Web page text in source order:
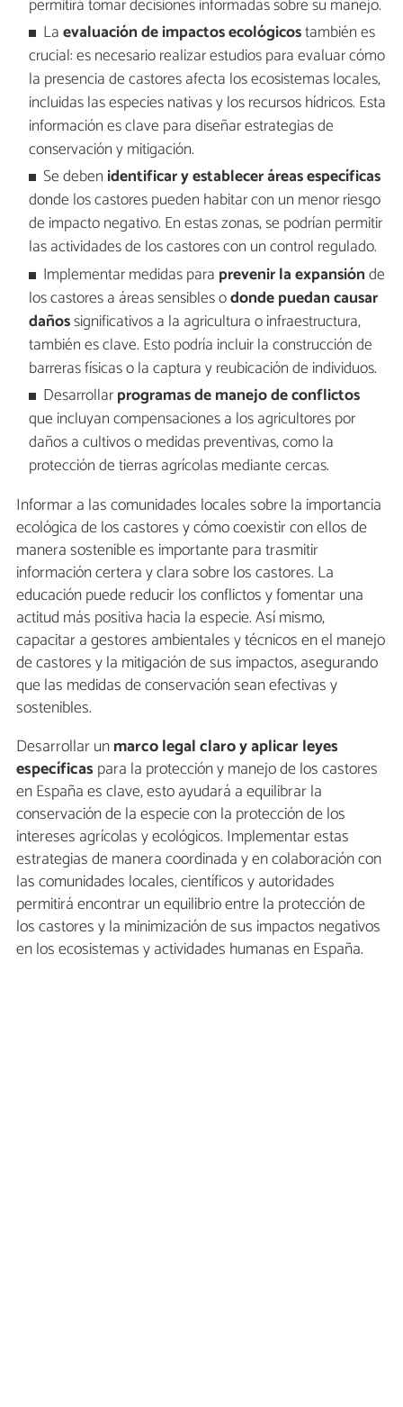
permitirá tomar decisiones informadas sobre su manejo.
Laevaluación de impactos ecológicostambién es
crucial: es necesario realizar estudios para evaluar cómo
la presencia de castores afecta los ecosistemas locales,
incluidas las especies nativas y los recursos hídricos. Esta
información es clave para diseñar estrategias de
conservación y mitigación.
Se deben identificar y establecer áreas específicas
donde los castores pueden habitar con un menor riesgo
de impacto negativo. En estas zonas, se podrían permitir
las actividades de los castores con un control regulado.
Implementar medidas para prevenir la expansiónde
los castores a áreas sensibles odonde puedan causar
dañossignificativos a la agricultura o infraestructura,
también es clave. Esto podría incluir la construcción de
barreras físicas o la captura y reubicación de individuos.
Desarrollarprogramas de manejo de conflictos
que incluyan compensaciones a los agricultores por
daños a cultivos o medidas preventivas, como la
protección de tierras agrícolas mediante cercas.
Informar a las comunidades locales sobre la importancia
ecológica de los castores y cómo coexistir con ellos de
manera sostenible es importante para trasmitir
información certera y clara sobre los castores. La
educación puede reducir los conflictos y fomentar una
actitud más positiva hacia la especie. Así mismo,
capacitar a gestores ambientales y técnicos en el manejo
de castores y la mitigación de sus impactos, asegurando
que las medidas de conservación sean efectivas y
sostenibles.
Desarrollar unmarco legal claro y aplicar leyes
específicas para la protección y manejo de los castores
en España es clave, esto ayudará a equilibrar la
conservación de la especie con la protección de los
intereses agrícolas y ecológicos. Implementar estas
estrategias de manera coordinada y en colaboración con
las comunidades locales, científicos y autoridades
permitirá encontrar un equilibrio entre la protección de
los castores y la minimización de sus impactos negativos
en los ecosistemas y actividades humanas en España.